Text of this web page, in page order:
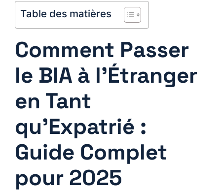
Table des matières
Comment Passer
le BIA à l’Étranger
en Tant
qu’Expatrié :
Guide Complet
pour 2025